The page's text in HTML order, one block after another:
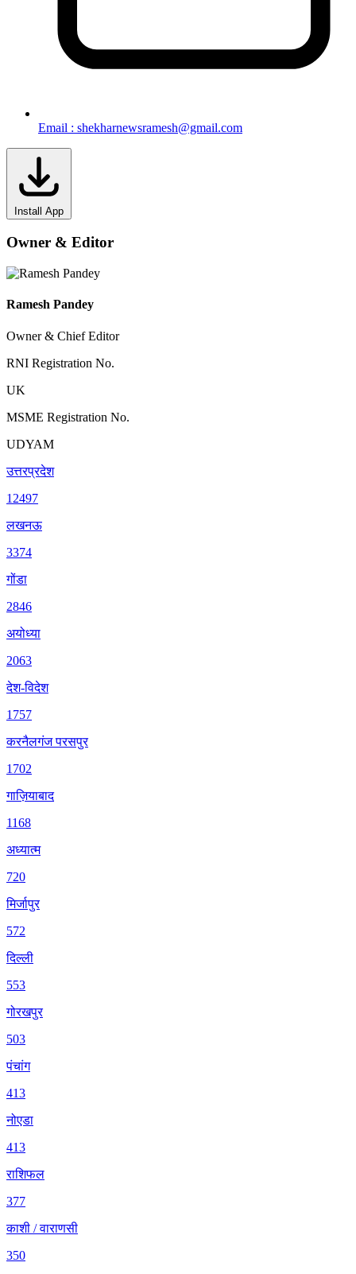
Email : shekharnewsramesh@gmail.com
Install App
Owner & Editor
Ramesh Pandey
Owner & Chief Editor
RNI Registration No.
UK
MSME Registration No.
UDYAM
उत्तरप्रदेश
12497
लखनऊ
3374
गोंडा
2846
अयोध्या
2063
देश-विदेश
1757
करनैलगंज परसपुर
1702
गाज़ियाबाद
1168
अध्यात्म
720
मिर्जापुर
572
दिल्ली
553
गोरखपुर
503
पंचांग
413
नोएडा
413
राशिफल
377
काशी / वाराणसी
350